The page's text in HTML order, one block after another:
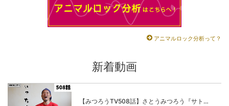
アニマルロック分析って？
新着動画
【みつろうTV508話】さとうみつろう『サトレル男塾』編④「“毎日”が変わります。楽しく」